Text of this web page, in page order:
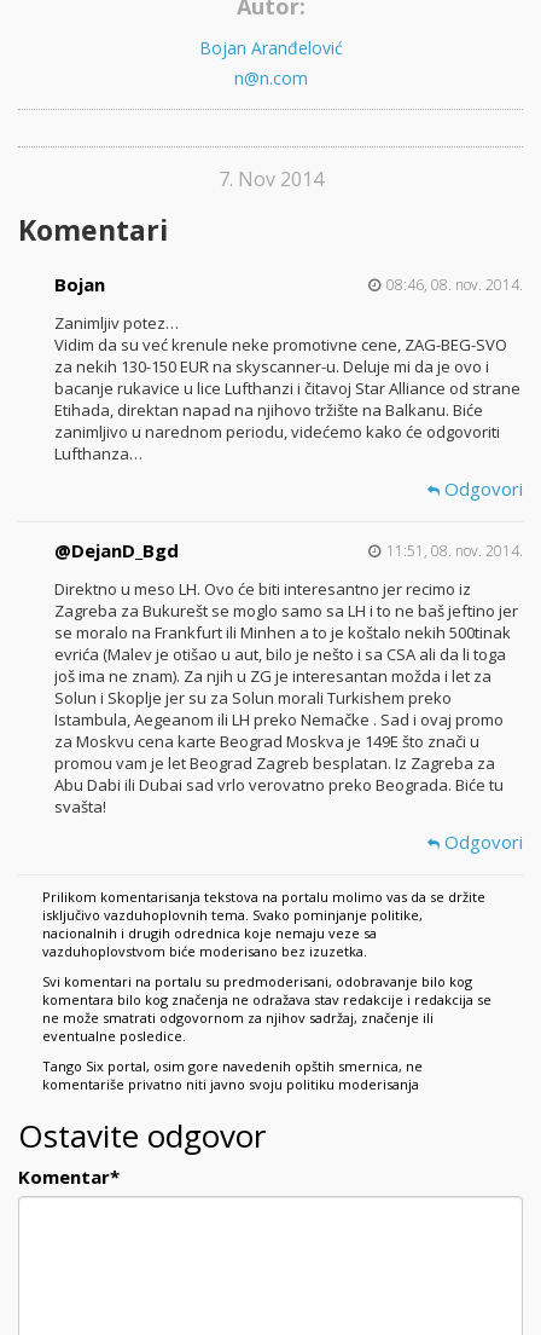
Bojan Aranđelović
n@n.com
7. Nov 2014
Komentari
Bojan 08:46, 08. nov. 2014.
Zanimljiv potez…
Vidim da su već krenule neke promotivne cene, ZAG-BEG-SVO
za nekih 130-150 EUR na skyscanner-u. Deluje mi da je ovo i
bacanje rukavice u lice Lufthanzi i čitavoj Star Alliance od strane
Etihada, direktan napad na njihovo tržište na Balkanu. Biće
zanimljivo u narednom periodu, videćemo kako će odgovoriti
Lufthanza…
Odgovori
@DejanD_Bgd 11:51, 08. nov. 2014.
Direktno u meso LH. Ovo će biti interesantno jer recimo iz
Zagreba za Bukurešt se moglo samo sa LH i to ne baš jeftino jer
se moralo na Frankfurt ili Minhen a to je koštalo nekih 500tinak
evrića (Malev je otišao u aut, bilo je nešto i sa CSA ali da li toga
još ima ne znam). Za njih u ZG je interesantan možda i let za
Solun i Skoplje jer su za Solun morali Turkishem preko
Istambula, Aegeanom ili LH preko Nemačke . Sad i ovaj promo
za Moskvu cena karte Beograd Moskva je 149E što znači u
promou vam je let Beograd Zagreb besplatan. Iz Zagreba za
Abu Dabi ili Dubai sad vrlo verovatno preko Beograda. Biće tu
svašta!
Odgovori
Prilikom komentarisanja tekstova na portalu molimo vas da se držite
isključivo vazduhoplovnih tema. Svako pominjanje politike,
nacionalnih i drugih odrednica koje nemaju veze sa
vazduhoplovstvom biće moderisano bez izuzetka.
Svi komentari na portalu su predmoderisani, odobravanje bilo kog
komentara bilo kog značenja ne odražava stav redakcije i redakcija se
ne može smatrati odgovornom za njihov sadržaj, značenje ili
eventualne posledice.
Tango Six portal, osim gore navedenih opštih smernica, ne
komentariše privatno niti javno svoju politiku moderisanja
Ostavite odgovor
Komentar*